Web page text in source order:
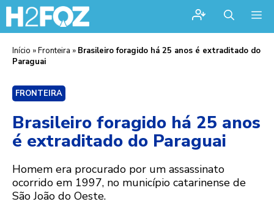
Início »Fronteira » Brasileiro foragido há 25 anos é extraditado do
Paraguai
FRONTEIRA
Brasileiro foragido há 25 anos
é extraditado do Paraguai
Homem era procurado por um assassinato
ocorrido em 1997, no município catarinense de
São João do Oeste.